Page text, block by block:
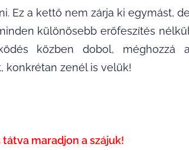
Ez a kettő nem zárja ki egymást, de
különösebb erőfeszítés
közben dobol, méghozzá a
konkrétan zenél is velük!
maradjon a szájuk!